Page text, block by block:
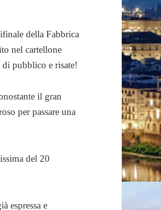
della Fabbrica
nel cartellone
di pubblico e risate!
il gran
per passare una
del 20
espressa e